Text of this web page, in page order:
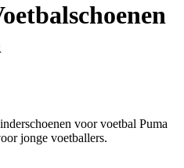
voor voetbal Puma
jonge voetballers.